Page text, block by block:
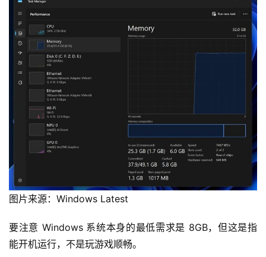
图片来源：Windows Latest
要注意 Windows 系统本身的最低需求是 8GB，但这是指
能开机运行，不是玩游戏顺畅。